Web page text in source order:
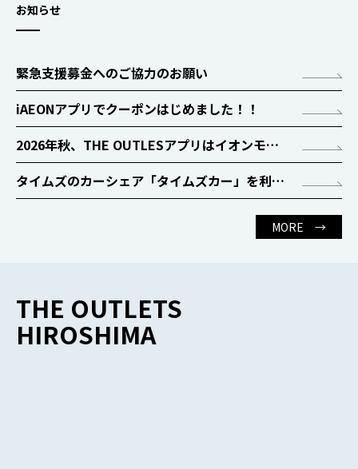
お知らせ
緊急支援募金へのご協力のお願い
iAEONアプリでクーポンはじめました！！
2026年秋、THE OUTLESアプリはイオンモールに生まれ変わります！
タイムズのカーシェア「タイムズカー」を利用して、便利におトクにジ アウトレット広島を楽しもう！
MORE →
THE OUTLETS
HIROSHIMA